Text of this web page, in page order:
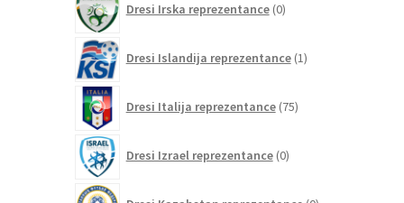
Dresi Irska reprezentance 0izdelkov
Dresi Islandija reprezentance 1izdelek
Dresi Italija reprezentance 75izdelkov
Dresi Izrael reprezentance 0izdelkov